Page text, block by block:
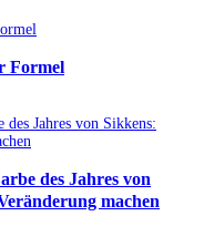
Formel
des Jahres von
machen